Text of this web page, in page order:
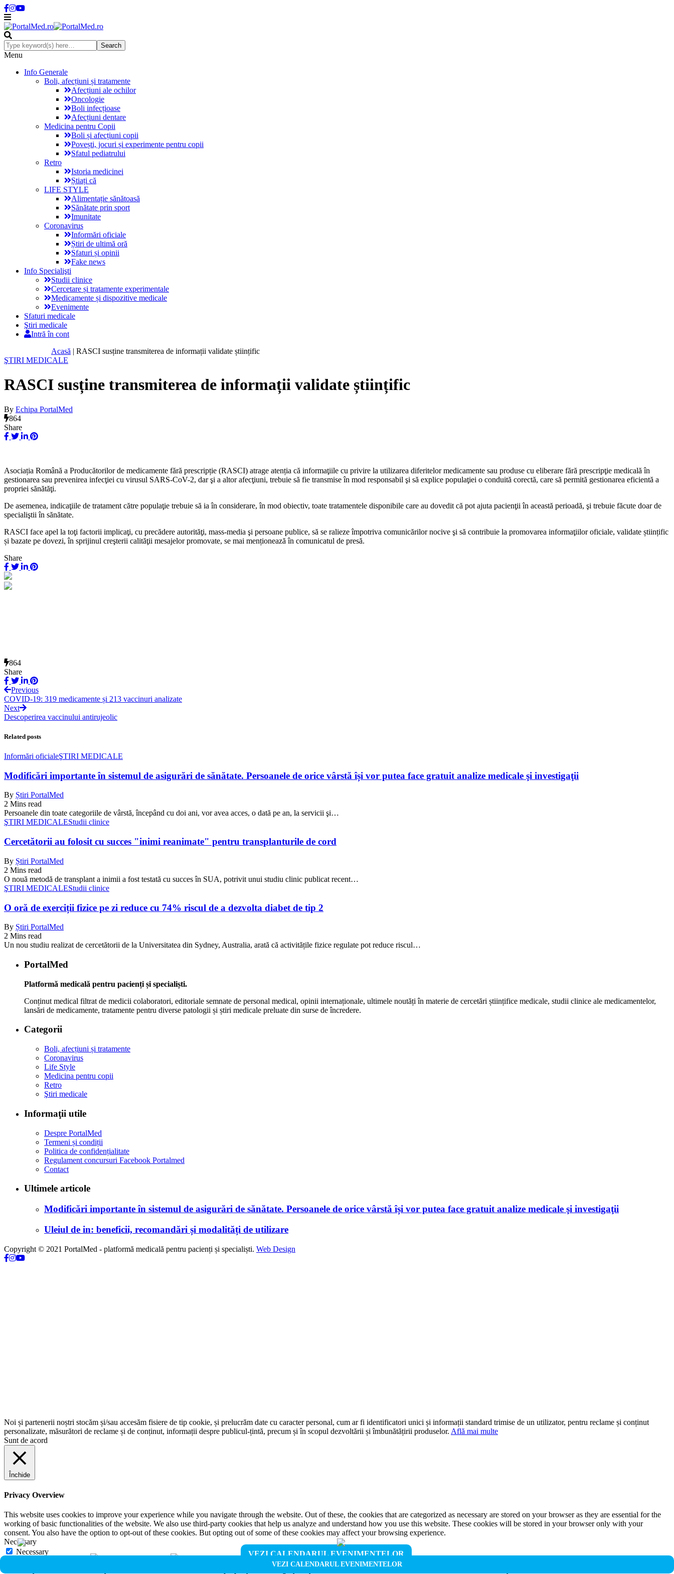
Menu
Info Generale
Boli, afecțiuni și tratamente
Afecțiuni ale ochilor
Oncologie
Boli infecțioase
Afecțiuni dentare
Medicina pentru Copii
Boli și afecțiuni copii
Povești, jocuri și experimente pentru copii
Sfatul pediatrului
Retro
Istoria medicinei
Știați că
LIFE STYLE
Alimentație sănătoasă
Sănătate prin sport
Imunitate
Coronavirus
Informări oficiale
Știri de ultimă oră
Sfaturi și opinii
Fake news
Info Specialişti
Studii clinice
Cercetare și tratamente experimentale
Medicamente și dispozitive medicale
Evenimente
Sfaturi medicale
Ştiri medicale
Intră în cont
Acasă | RASCI susține transmiterea de informații validate științific
ŞTIRI MEDICALE
RASCI susține transmiterea de informații validate științific
By Echipa PortalMed
864
Share
Asociația Română a Producătorilor de medicamente fără prescripție (RASCI) atrage atenția că informaţiile cu privire la utilizarea diferitelor medicamente sau produse cu eliberare fără prescripţie medicală în
gestionarea sau prevenirea infecţiei cu virusul SARS-CoV-2, dar şi a altor afecţiuni, trebuie să fie transmise în mod responsabil şi să explice populaţiei o conduită corectă, care să permită gestionarea eficientă a
propriei sănătăţi.
De asemenea, indicaţiile de tratament către populaţie trebuie să ia în considerare, în mod obiectiv, toate tratamentele disponibile care au dovedit că pot ajuta pacienţii în această perioadă, şi trebuie făcute doar de
specialiştii în sănătate.
RASCI face apel la toţi factorii implicaţi, cu precădere autorităţi, mass-media şi persoane publice, să se ralieze împotriva comunicărilor nocive şi să contribuie la promovarea informaţiilor oficiale, validate științific
și bazate pe dovezi, în sprijinul creşterii calităţii mesajelor promovate, se mai menționează în comunicatul de presă.
Share
VEZI CALENDARUL EVENIMENTELOR
VEZI CALENDARUL EVENIMENTELOR
864
Share
Previous
COVID-19: 319 medicamente și 213 vaccinuri analizate
Next
Descoperirea vaccinului antirujeolic
Related posts
Informări oficialeŞTIRI MEDICALE
Modificări importante în sistemul de asigurări de sănătate. Persoanele de orice vârstă își vor putea face gratuit analize medicale şi investigaţii
By Știri PortalMed
2 Mins read
Persoanele din toate categoriile de vârstă, începând cu doi ani, vor avea acces, o dată pe an, la servicii şi…
ŞTIRI MEDICALEStudii clinice
Cercetătorii au folosit cu succes "inimi reanimate" pentru transplanturile de cord
By Știri PortalMed
2 Mins read
O nouă metodă de transplant a inimii a fost testată cu succes în SUA, potrivit unui studiu clinic publicat recent…
ŞTIRI MEDICALEStudii clinice
O oră de exerciții fizice pe zi reduce cu 74% riscul de a dezvolta diabet de tip 2
By Știri PortalMed
2 Mins read
Un nou studiu realizat de cercetătorii de la Universitatea din Sydney, Australia, arată că activitățile fizice regulate pot reduce riscul…
PortalMed
Platformă medicală pentru pacienți și specialiști.
Conținut medical filtrat de medicii colaboratori, editoriale semnate de personal medical, opinii internaționale, ultimele noutăți în materie de cercetări științifice medicale, studii clinice ale medicamentelor,
lansări de medicamente, tratamente pentru diverse patologii și știri medicale preluate din surse de încredere.
Categorii
Boli, afecțiuni și tratamente
Coronavirus
Life Style
Medicina pentru copii
Retro
Ştiri medicale
Informaţii utile
Despre PortalMed
Termeni și condiții
Politica de confidențialitate
Regulament concursuri Facebook Portalmed
Contact
Ultimele articole
Modificări importante în sistemul de asigurări de sănătate. Persoanele de orice vârstă își vor putea face gratuit analize medicale şi investigaţii
Uleiul de in: beneficii, recomandări și modalități de utilizare
Copyright © 2021 PortalMed - platformă medicală pentru pacienți și specialiști. Web Design
Noi și partenerii noștri stocăm și/sau accesăm fisiere de tip cookie, și prelucrăm date cu caracter personal, cum ar fi identificatori unici și informații standard trimise de un utilizator, pentru reclame și conținut
personalizate, măsurători de reclame și de conținut, informații despre publicul-țintă, precum și în scopul dezvoltării și îmbunătățirii produselor. Află mai multe
Sunt de acord
Închide
Privacy Overview
This website uses cookies to improve your experience while you navigate through the website. Out of these, the cookies that are categorized as necessary are stored on your browser as they are essential for the
working of basic functionalities of the website. We also use third-party cookies that help us analyze and understand how you use this website. These cookies will be stored in your browser only with your
consent. You also have the option to opt-out of these cookies. But opting out of some of these cookies may affect your browsing experience.
Necessary
Necessary